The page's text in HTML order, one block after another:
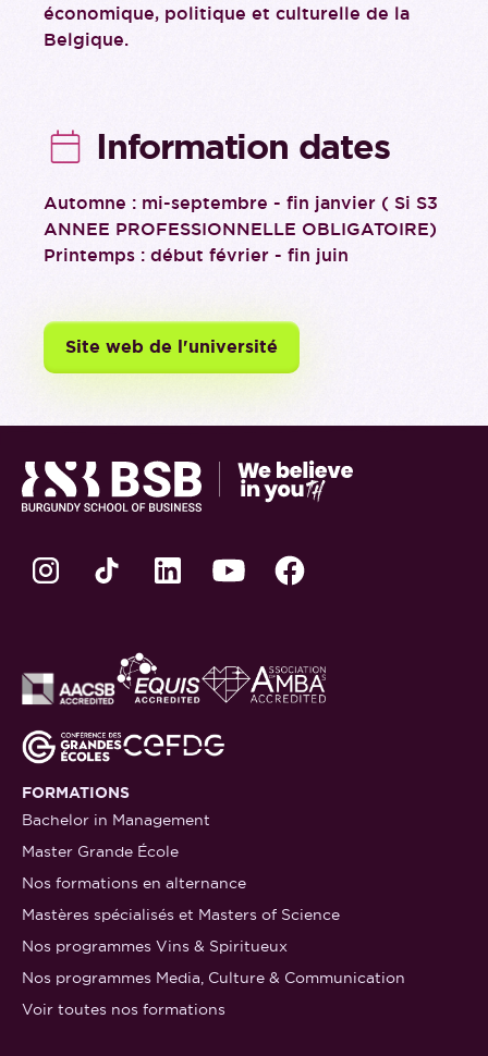
économique, politique et culturelle de la
Belgique.
Information dates
Automne : mi-septembre - fin janvier ( Si S3
ANNEE PROFESSIONNELLE OBLIGATOIRE)
Printemps : début février - fin juin
Site web de l'université
FORMATIONS
Bachelor in Management
Master Grande École
Nos formations en alternance
Mastères spécialisés et Masters of Science
Nos programmes Vins & Spiritueux
Nos programmes Media, Culture & Communication
Voir toutes nos formations